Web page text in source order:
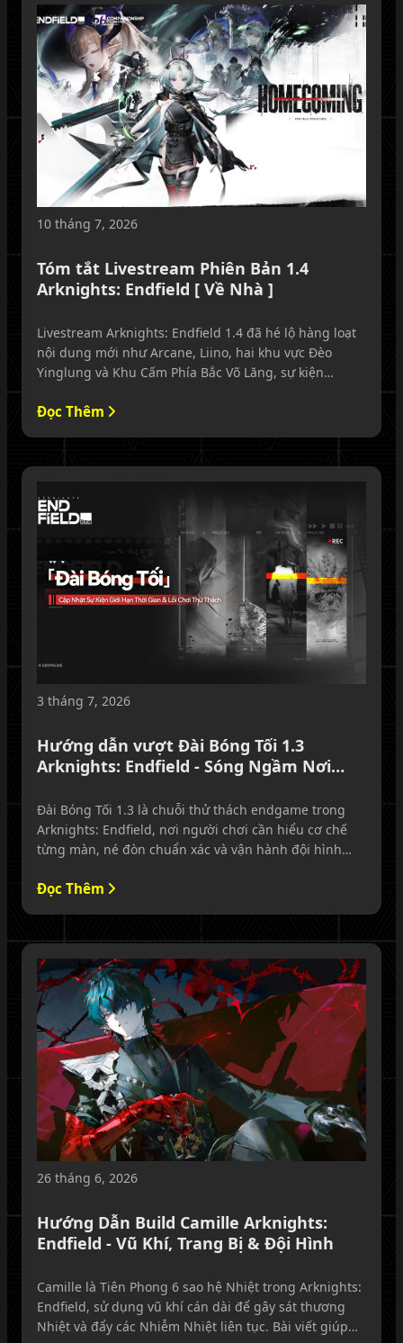
10 tháng 7, 2026
Tóm tắt Livestream Phiên Bản 1.4
Arknights: Endfield [ Về Nhà ]
Livestream Arknights: Endfield 1.4 đã hé lộ hàng loạt
nội dung mới như Arcane, Liino, hai khu vực Đèo
Yinglung và Khu Cấm Phía Bắc Võ Lăng, sự kiện
miễn phí hấp dẫn. Phiên bản mới còn mang đến các
Đọc Thêm
3 tháng 7, 2026
Hướng dẫn vượt Đài Bóng Tối 1.3
Arknights: Endfield - Sóng Ngầm Nơi
Đài Bóng Tối 1.3 là chuỗi thử thách endgame trong
Arknights: Endfield, nơi người chơi cần hiểu cơ chế
từng màn, né đòn chuẩn xác và vận hành đội hình
Đọc Thêm
26 tháng 6, 2026
Hướng Dẫn Build Camille Arknights:
Endfield - Vũ Khí, Trang Bị & Đội Hình
Camille là Tiên Phong 6 sao hệ Nhiệt trong Arknights:
Endfield, sử dụng vũ khí cán dài để gây sát thương
Nhiệt và đẩy các Nhiễm Nhiệt liên tục. Bài viết giúp